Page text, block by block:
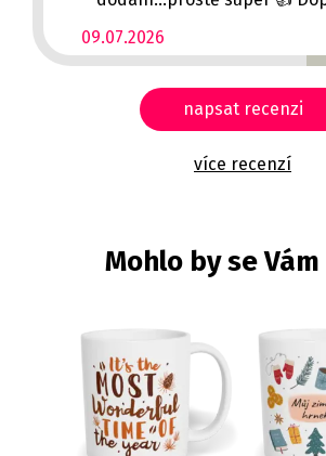
09.07.2026
napsat recenzi
více recenzí
Mohlo by se